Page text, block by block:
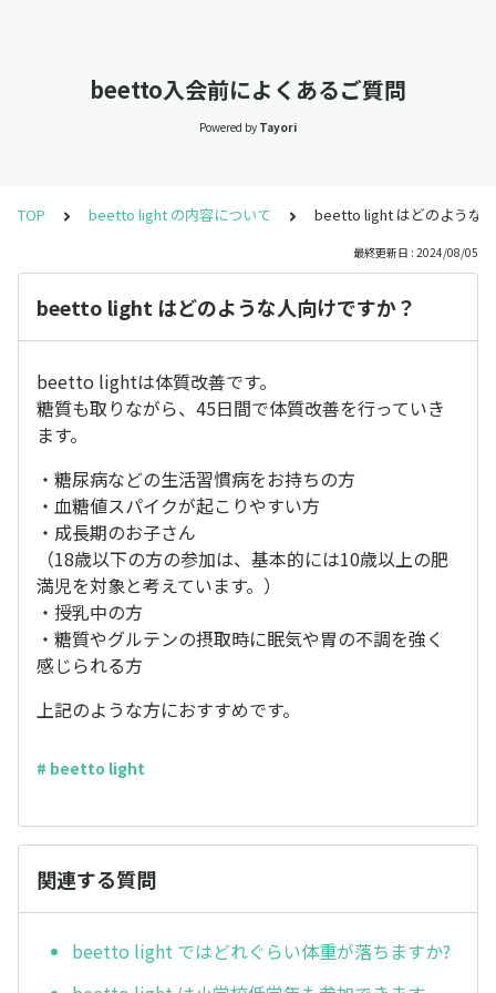
beetto入会前によくあるご質問
Powered by Tayori
TOP beetto light の内容について beetto light はどのような
最終更新日 : 2024/08/05
beetto light はどのような人向けですか？
beetto lightは体質改善です。
糖質も取りながら、45日間で体質改善を行っていき
ます。
・糖尿病などの生活習慣病をお持ちの方
・血糖値スパイクが起こりやすい方
・成長期のお子さん
（18歳以下の方の参加は、基本的には10歳以上の肥
満児を対象と考えています。）
・授乳中の方
・糖質やグルテンの摂取時に眠気や胃の不調を強く
感じられる方
上記のような方におすすめです。
# beetto light
関連する質問
beetto light ではどれぐらい体重が落ちますか?